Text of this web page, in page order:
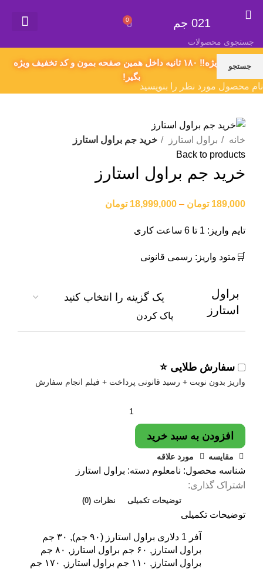
021 جم 0
پیشنهاد ویژه‼️ ۱۸۰ ثانیه داخل همین صفحه بمون و کد تخفیف ویژه
بگیر!
خانه براول استارز
خرید جم براول استارز
Back to products
خرید جم براول استارز
189,000 تومان –
18,999,000 تومان
تایم واریز: 1 تا 6 ساعت کاری
🛒متود واریز: رسمی قانونی
براول
استارز
پاک کردن
سفارش طلایی ⭐
واریز بدون نوبت + رسید قانونی پرداخت + فیلم انجام سفارش
افزودن به سبد خرید
مقایسه مورد علاقه
شناسه محصول: نامعلوم دسته: براول استارز
اشتراک گذاری:
توضیحات تکمیلی نظرات (0)
توضیحات تکمیلی
آفر 1 دلاری براول استارز (۹۰ جم), ۳۰ جم
براول استارز, ۶۰ جم براول استارز, ۸۰ جم
براول استارز, ۱۱۰ جم براول استارز, ۱۷۰ جم
جستجو
نام محصول مورد نظر را بنویسید